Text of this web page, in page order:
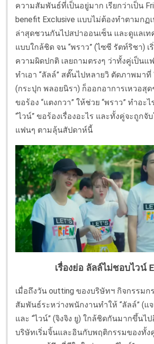
ความสัมพันธ์ที่เป็นอยู่มาก เรียกว่าเป็น
benefit Exclusive แบบไม่ต้องทำตามก
ล่าสุดชวนกันไปสปาออนเซ็น และดูแลเท
แบบใกล้ชิด จน “พราว” (ไซซี รัตท์ริชา) เ
ความผิดปกติ เลยถามตรงๆ ว่าทั้งคู่เป็นแ
ทำเอา “ลัลล์” สตั๊นไปหลายวิ ตัดภาพมาที่
(กระปุก พลอยนิรา) ก็ออกอาการเหวอสุดๆ
ขอร้อง “แตงกวา” ให้ช่วย “พราว” ทำอะไ
“ไวน์” ขอร้องเรื่องอะไร และทั้งคู่จะถูกจั
แฟนๆ ตามลุ้นสัปดาห์นี้
เรื่องย่อ ลัลล์ไม่ชอบไวน์
เมื่อถึงวัน outting ของบริษัทฯ กิจกรรม
สัมพันธ์ระหว่างพนักงานทำให้ “ลัลล์” (แ
และ “ไวน์” (จิงจิง ยู) ใกล้ชิดกันมากขึ้นไ
บริษัทเริ่มจิ้นและอินกับพฤติกรรมของทั้งคู่